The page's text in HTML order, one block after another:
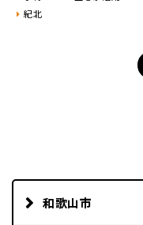
紀北
和歌山市